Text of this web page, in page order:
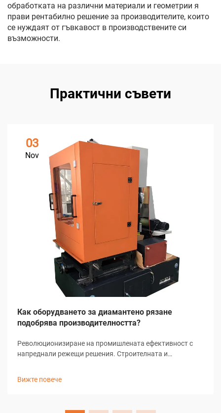
обработката на различни материали и геометрии я
прави рентабилно решение за производителите, които
се нуждаят от гъвкавост в производствените си
възможности.
Практични съвети
03
Nov
Как оборудването за диамантено рязане
подобрява производителността?
Революционизиране на промишлената ефективност с
напреднали режещи решения. Строителната и
Вижте повече